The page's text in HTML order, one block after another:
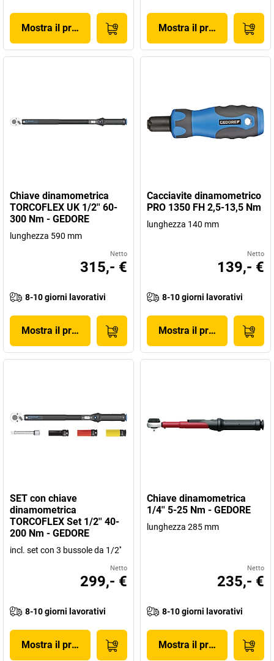
Mostra il prodotto Mostra il prodotto
Chiave dinamometrica
TORCOFLEX UK 1/2'' 60-
300 Nm - GEDORE
lunghezza 590 mm
Netto
315,- €
8-10 giorni lavorativi
Mostra il prodotto
Cacciavite dinamometrico
PRO 1350 FH 2,5-13,5 Nm
lunghezza 140 mm
Netto
139,- €
8-10 giorni lavorativi
Mostra il prodotto
SET con chiave
dinamometrica
TORCOFLEX Set 1/2'' 40-
200 Nm - GEDORE
incl. set con 3 bussole da 1/2''
Netto
299,- €
8-10 giorni lavorativi
Mostra il prodotto
Chiave dinamometrica
1/4'' 5-25 Nm - GEDORE
lunghezza 285 mm
Netto
235,- €
8-10 giorni lavorativi
Mostra il prodotto